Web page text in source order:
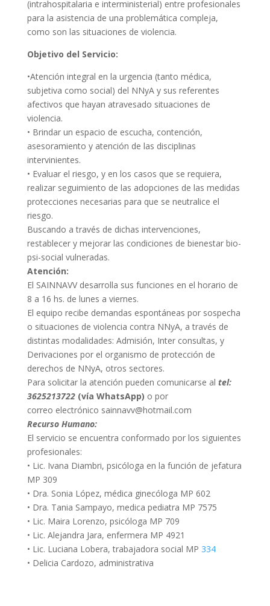
(intrahospitalaria e interministerial) entre profesionales
para la asistencia de una problemática compleja,
como son las situaciones de violencia.
Objetivo del Servicio:
•Atención integral en la urgencia (tanto médica,
subjetiva como social) del NNyA y sus referentes
afectivos que hayan atravesado situaciones de
violencia.
• Brindar un espacio de escucha, contención,
asesoramiento y atención de las disciplinas
intervinientes.
• Evaluar el riesgo, y en los casos que se requiera,
realizar seguimiento de las adopciones de las medidas
protecciones necesarias para que se neutralice el
riesgo.
Buscando a través de dichas intervenciones,
restablecer y mejorar las condiciones de bienestar bio-
psi-social vulneradas.
Atención:
El SAINNAVV desarrolla sus funciones en el horario de
8 a 16 hs. de lunes a viernes.
El equipo recibe demandas espontáneas por sospecha
o situaciones de violencia contra NNyA, a través de
distintas modalidades: Admisión, Inter consultas, y
Derivaciones por el organismo de protección de
derechos de NNyA, otros sectores.
Para solicitar la atención pueden comunicarse al tel:
3625213722 (vía WhatsApp) o por
correo electrónico sainnavv@hotmail.com
Recurso Humano:
El servicio se encuentra conformado por los siguientes
profesionales:
• Lic. Ivana Diambri, psicóloga en la función de jefatura
MP 309
• Dra. Sonia López, médica ginecóloga MP 602
• Dra. Tania Sampayo, medica pediatra MP 7575
• Lic. Maira Lorenzo, psicóloga MP 709
• Lic. Alejandra Jara, enfermera MP 4921
• Lic. Luciana Lobera, trabajadora social MP 334
• Delicia Cardozo, administrativa